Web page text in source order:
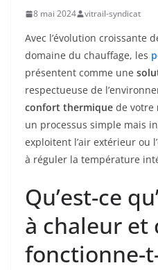
8 mai 2024 vitrail-syndicat
Avec l’évolution croissante
domaine du chauffage, les
présentent comme une
respectueuse de
confort thermique de votre
un processus simple mais
exploitent l’air extérieur ou
à réguler la température
Qu’est-ce
à chaleur et
fonctionne-